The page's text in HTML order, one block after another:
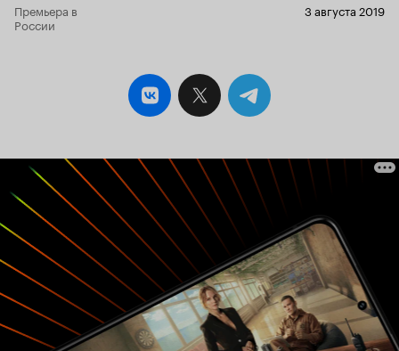
Премьера в
России
3 августа 2019